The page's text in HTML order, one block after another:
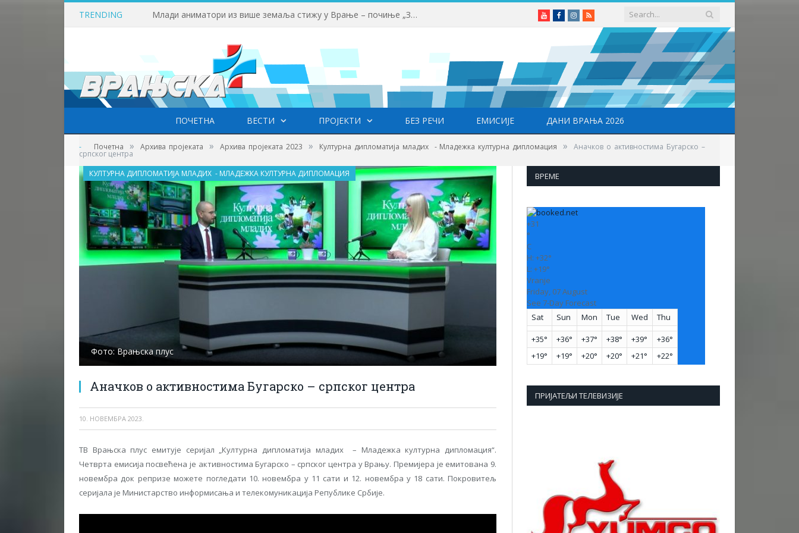
TRENDING Млади аниматори из више земаља стижу у Врање – почиње „Златни пуж“ YoutubeFacebookInstagram
RSS
ПОЧЕТНА ВЕСТИ ПРОЈЕКТИ БЕЗ РЕЧИ ЕМИСИЈЕ ДАНИ ВРАЊА 2026
- Почетна » Архива пројеката » Архива пројеката 2023 » Културна дипломатија младих - Младежка културна дипломация » Аначков о активностима Бугарско –
српског центра
Фото: Врањска плус
Аначков о активностима Бугарско – српског центра
10. НОВЕМБРА 2023.
КУЛТУРНА ДИПЛОМАТИЈА МЛАДИХ - МЛАДЕЖКА КУЛТУРНА ДИПЛОМАЦИЯ
ТВ Врањска плус емитује серијал „Културна дипломатија младих – Младежка културна дипломация“.
Четврта емисија посвећена је активностима Бугарско – српског центра у Врању. Премијера је емитована 9.
новембра док репризе можете погледати 10. новембра у 11 сати и 12. новембра у 18 сати. Покровитељ
серијала је Министарство информисања и телекомуникација Републике Србије.
ВРЕМЕ
+31
°
C
H: +32°
L: +19°
Vranje
Friday, 07 August
See 7-Day Forecast
Sat
Sun Mon Tue Wed Thu
+35° +36° +37° +38° +39° +36°
+19° +19° +20° +20° +21° +22°
ПРИЈАТЕЉИ ТЕЛЕВИЗИЈЕ